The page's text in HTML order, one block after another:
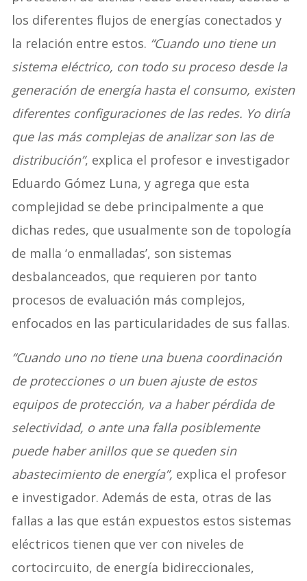
los diferentes flujos de energías conectados y
la relación entre estos. “Cuando uno tiene un
sistema eléctrico, con todo su proceso desde la
generación de energía hasta el consumo, existen
diferentes configuraciones de las redes. Yo diría
que las más complejas de analizar son las de
distribución”, explica el profesor e investigador
Eduardo Gómez Luna, y agrega que esta
complejidad se debe principalmente a que
dichas redes, que usualmente son de topología
de malla ‘o enmalladas’, son sistemas
desbalanceados, que requieren por tanto
procesos de evaluación más complejos,
enfocados en las particularidades de sus fallas.
“Cuando uno no tiene una buena coordinación
de protecciones o un buen ajuste de estos
equipos de protección, va a haber pérdida de
selectividad, o ante una falla posiblemente
puede haber anillos que se queden sin
abastecimiento de energía”, explica el profesor
e investigador. Además de esta, otras de las
fallas a las que están expuestos estos sistemas
eléctricos tienen que ver con niveles de
cortocircuito, de energía bidireccionales,